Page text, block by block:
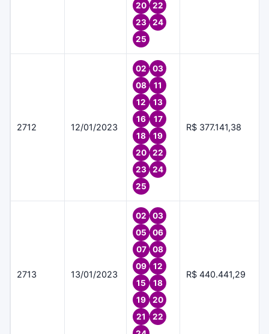
20
22
23
24
25
2712 12/01/2023
02
03
08
11
12
13
16
17
18
19
20
22
23
24
25
R$ 377.141,38
2713 13/01/2023
02
03
05
06
07
08
09
12
15
18
19
20
21
22
R$ 440.441,29